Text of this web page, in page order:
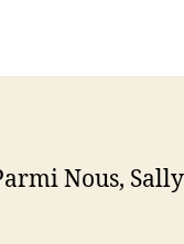
Nous, Sally